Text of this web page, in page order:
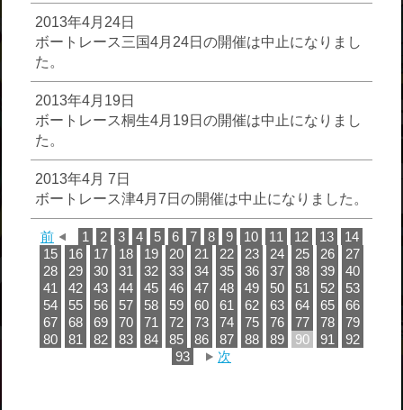
2013年4月24日
ボートレース三国4月24日の開催は中止になりまし
た。
2013年4月19日
ボートレース桐生4月19日の開催は中止になりまし
た。
2013年4月 7日
ボートレース津4月7日の開催は中止になりました。
前 1 2 3 4 5 6 7 8 9 10 11 12 13
14
15
16 17 18 19 20 21 22 23 24 25 26
27
28
29 30 31 32 33 34 35 36 37 38 39
40
41
42 43 44 45 46 47 48 49 50 51 52
53
54
55 56 57 58 59 60 61 62 63 64 65
66
67
68 69 70 71 72 73 74 75 76 77 78
79
80
81 82 83 84 85 86 87 88 89 90 91
92
93
次